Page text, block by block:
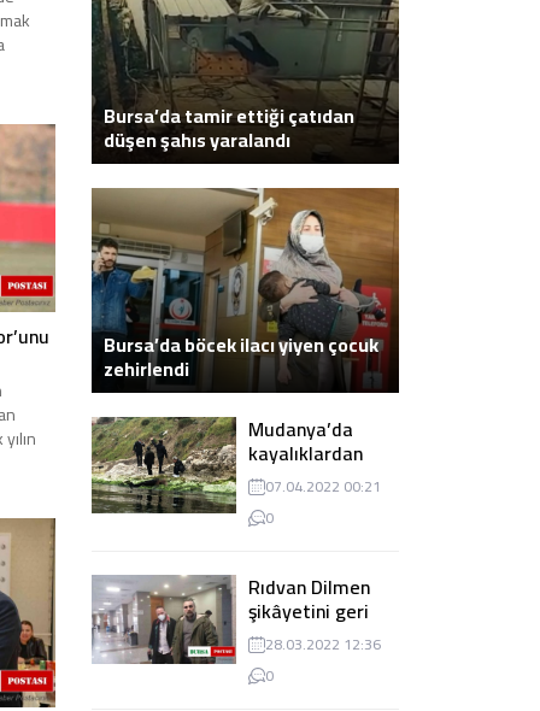
Bursa’da tamir ettiği çatıdan
düşen şahıs yaralandı
Bursa’da böcek ilacı yiyen çocuk
zehirlendi
Mudanya’da
kayalıklardan
atlayarak intihar
eden genç ölü
bulundu
07.04.2022 00:21
0
Rıdvan Dilmen
şikâyetini geri
çekti, dava
düşürüldü
28.03.2022 12:36
0